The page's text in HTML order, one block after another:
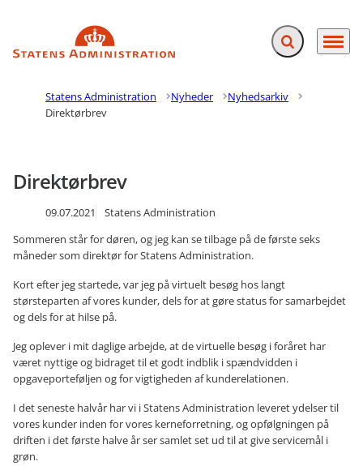
Gå til forsiden Fold søgefelt ud
Menu
Statens Administration Nyheder
Nyhedsarkiv
Direktørbrev
Direktørbrev
09.07.2021
Statens Administration
Sommeren står for døren, og jeg kan se tilbage på de første seks
måneder som direktør for Statens Administration.
Kort efter jeg startede, var jeg på virtuelt besøg hos langt
størsteparten af vores kunder, dels for at gøre status for samarbejdet
og dels for at hilse på.
Jeg oplever i mit daglige arbejde, at de virtuelle besøg i foråret har
været nyttige og bidraget til et godt indblik i spændvidden i
opgaveporteføljen og for vigtigheden af kunderelationen.
I det seneste halvår har vi i Statens Administration leveret ydelser til
vores kunder inden for vores kerneforretning, og opfølgningen på
driften i det første halve år ser samlet set ud til at give servicemål i
grøn.